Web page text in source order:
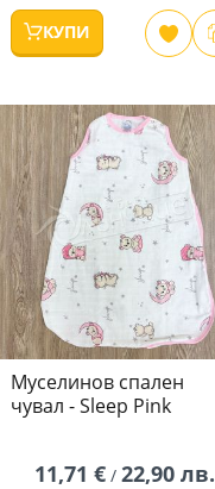
КУПИ
Муселинов спален
чувал - Sleep Pink
11,71 € /22,90 лв.